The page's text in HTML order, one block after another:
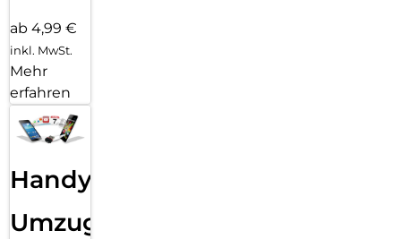
ab 4,99 €
inkl. MwSt.
Mehr
erfahren
Handy
Umzug